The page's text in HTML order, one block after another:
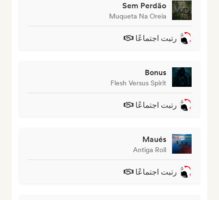
Sem Perdão
Muqueta Na Oreia
رتبت اجتماعًا
Bonus
Flesh Versus Spirit
رتبت اجتماعًا
Maués
Antiga Roll
رتبت اجتماعًا